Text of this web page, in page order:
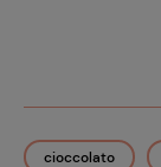
cioccolato